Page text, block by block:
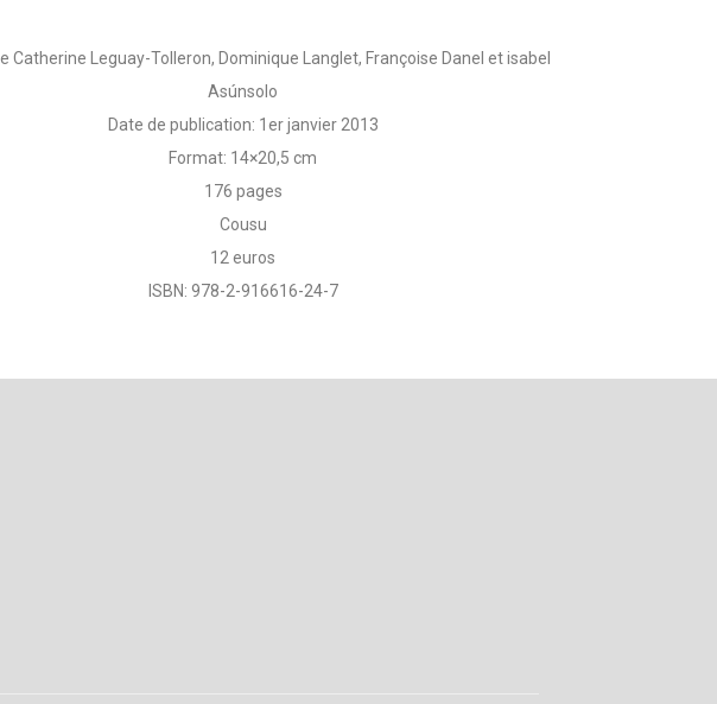
Catherine Leguay-Tolleron, Dominique Langlet, Françoise Danel et isabel
Asúnsolo
Date de publication: 1er janvier 2013
Format: 14×20,5 cm
176 pages
Cousu
12 euros
ISBN: 978-2-916616-24-7